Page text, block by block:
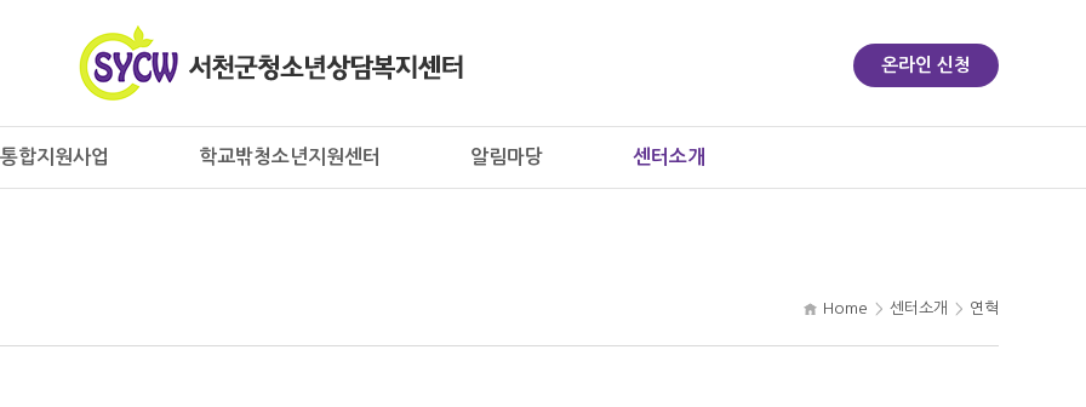
온라인 신청
통합지원사업 학교밖청소년지원센터 알림마당 센터소개
Home 센터소개 연혁